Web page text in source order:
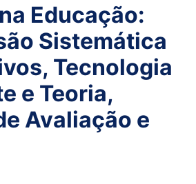
Educação:
Sistemática
Tecnologia
e Teoria,
Avaliação e